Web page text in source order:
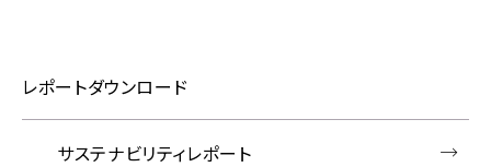
レポートダウンロード
サステナビリティレポート